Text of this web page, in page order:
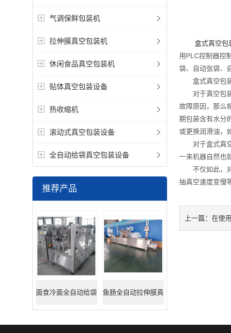
气调保鲜包装机
拉伸膜真空包装机
休闲食品真空包装机
贴体真空包装设备
热收缩机
滚动式真空包装设备
全自动给袋真空包装设备
推荐产品
面食冷面全自动给袋 鱼肠全自动拉伸膜真
盒式真空包
用PLC控制器控
袋、自动张袋、
盒式真空包装
对于真空包装
故障原因，那么
期包装含有水分
或更换润滑油，
对于盒式真空
一来机器自然也
不仅如此，对
抽真空速度变慢
上一篇： 在使